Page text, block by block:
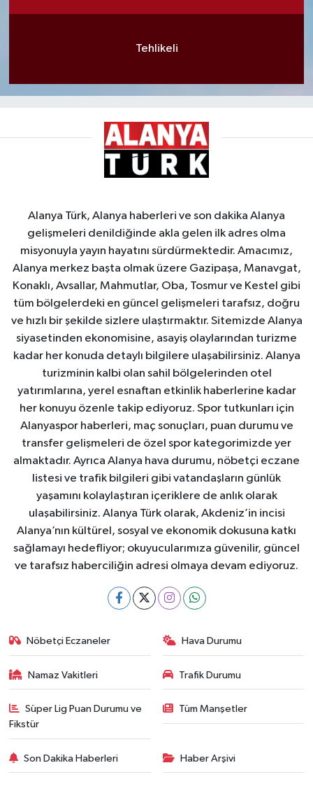
Tehlikeli
Alanya Türk, Alanya haberleri ve son dakika Alanya
gelişmeleri denildiğinde akla gelen ilk adres olma
misyonuyla yayın hayatını sürdürmektedir. Amacımız,
Alanya merkez başta olmak üzere Gazipaşa, Manavgat,
Konaklı, Avsallar, Mahmutlar, Oba, Tosmur ve Kestel gibi
tüm bölgelerdeki en güncel gelişmeleri tarafsız, doğru
ve hızlı bir şekilde sizlere ulaştırmaktır. Sitemizde Alanya
siyasetinden ekonomisine, asayiş olaylarından turizme
kadar her konuda detaylı bilgilere ulaşabilirsiniz. Alanya
turizminin kalbi olan sahil bölgelerinden otel
yatırımlarına, yerel esnaftan etkinlik haberlerine kadar
her konuyu özenle takip ediyoruz. Spor tutkunları için
Alanyaspor haberleri, maç sonuçları, puan durumu ve
transfer gelişmeleri de özel spor kategorimizde yer
almaktadır. Ayrıca Alanya hava durumu, nöbetçi eczane
listesi ve trafik bilgileri gibi vatandaşların günlük
yaşamını kolaylaştıran içeriklere de anlık olarak
ulaşabilirsiniz. Alanya Türk olarak, Akdeniz’in incisi
Alanya’nın kültürel, sosyal ve ekonomik dokusuna katkı
sağlamayı hedefliyor; okuyucularımıza güvenilir, güncel
ve tarafsız haberciliğin adresi olmaya devam ediyoruz.
Nöbetçi Eczaneler Hava Durumu
Namaz Vakitleri Trafik Durumu
Süper Lig Puan Durumu ve
Fikstür
Tüm Manşetler
Son Dakika Haberleri Haber Arşivi